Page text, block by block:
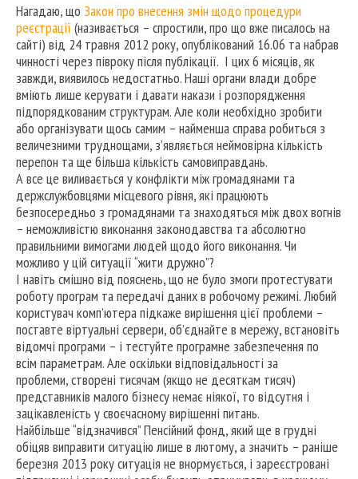
Нагадаю, що Закон про внесення змін щодо процедури
реєстрації (називається – спростили, про що вже писалось на
сайті) від 24 травня 2012 року, опублікований 16.06 та набрав
чинності через півроку після публікації. І цих 6 місяців, як
завжди, виявилось недостатньо. Наші органи влади добре
вміють лише керувати і давати накази і розпорядження
підпорядкованим структурам. Але коли необхідно зробити
або організувати щось самим – найменша справа робиться з
величезними труднощами, з’являється неймовірна кількість
перепон та ще більша кількість самовиправдань.
А все це виливається у конфлікти між громадянами та
держслужбовцями місцевого рівня, які працюють
безпосередньо з громадянами та знаходяться між двох вогнів
– неможливістю виконання законодавства та абсолютно
правильними вимогами людей щодо його виконання. Чи
можливо у цій ситуації “жити дружно”?
І навіть смішно від пояснень, що не було змоги протестувати
роботу програм та передачі даних в робочому режимі. Любий
користувач комп’ютера підкаже вирішення цієї проблеми –
поставте віртуальні сервери, об’єднайте в мережу, встановіть
відомчі програми – і тестуйте програмне забезпечення по
всім параметрам. Але оскільки відповідальності за
проблеми, створені тисячам (якщо не десяткам тисяч)
представників малого бізнесу немає ніякої, то відсутня і
зацікавленість у своєчасному вирішенні питань.
Найбільше “відзначився” Пенсійний фонд, який ще в грудні
обіцяв виправити ситуацію лише в лютому, а значить – раніше
березня 2013 року ситуація не внормується, і зареєстровані